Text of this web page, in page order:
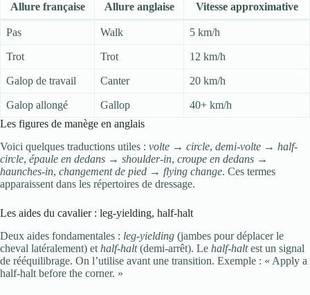
Allure française Allure anglaise Vitesse approximative
Pas Walk 5 km/h
Trot Trot 12 km/h
Galop de travail Canter 20 km/h
Galop allongé Gallop
40+ km/h
Les figures de manège en anglais
Voici quelques traductions utiles : volte → circle, demi-volte → half-
circle, épaule en dedans → shoulder-in, croupe en dedans →
haunches-in, changement de pied → flying change. Ces termes
apparaissent dans les répertoires de dressage.
Les aides du cavalier : leg-yielding, half-halt
Deux aides fondamentales : leg-yielding (jambes pour déplacer le
cheval latéralement) et half-halt(demi-arrêt). Le half-haltest un signal
de rééquilibrage. On l’utilise avant une transition. Exemple : « Apply a
half-halt before the corner. »